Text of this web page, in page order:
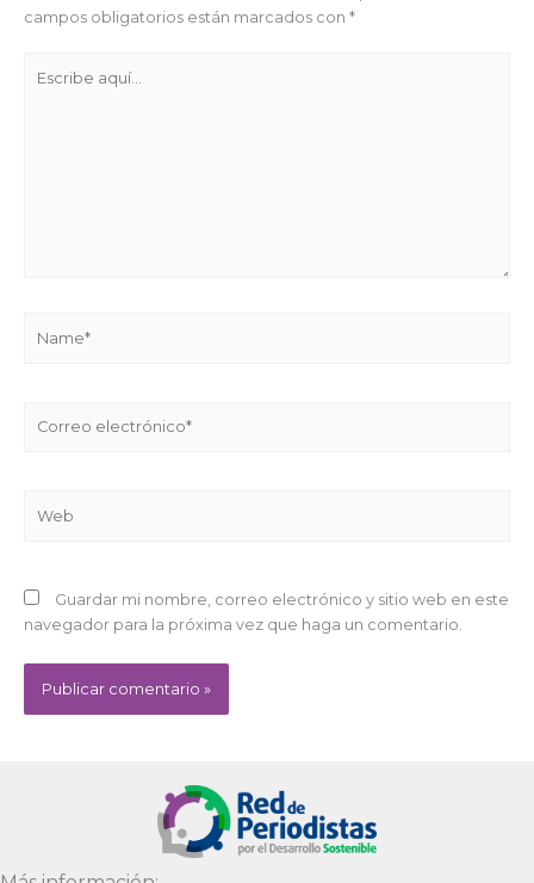
campos obligatorios están marcados con *
aquí...
Guardar mi nombre, correo electrónico y sitio web en este
navegador para la próxima vez que haga un comentario.